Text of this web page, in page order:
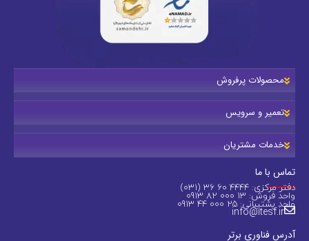
محصولات پرفروش
تعمیر و سرویس
خدمات مشتریان
تماس با ما
دفتر مرکزی: 4444 60 36 (031)
واحد فروش: 13 000 82 0913
واحد پشتیبانی: 25 000 44 0913
info@itesf.ir
آدرس فناوری برتر